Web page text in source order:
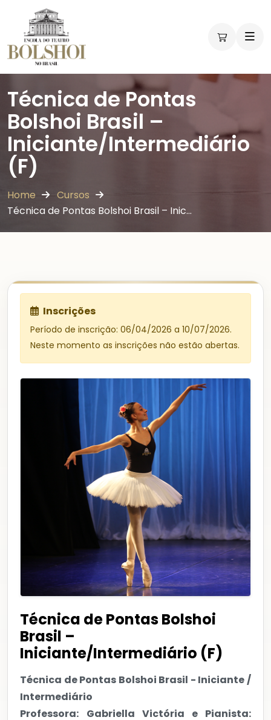
Técnica de Pontas
Bolshoi Brasil –
Iniciante/Intermediário
(F)
Home
Cursos
Técnica de Pontas Bolshoi Brasil – Inic…
Inscrições
Período de inscrição: 06/04/2026 a 10/07/2026.
Neste momento as inscrições não estão abertas.
Técnica de Pontas Bolshoi
Brasil –
Iniciante/Intermediário (F)
Técnica de Pontas Bolshoi Brasil - Iniciante /
Intermediário
Professora:
Gabriella Victória e Pianista: